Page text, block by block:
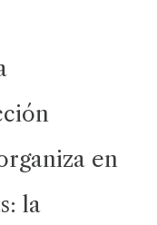
en
la